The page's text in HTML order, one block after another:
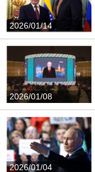
2026/01/14
2026/01/08
2026/01/04